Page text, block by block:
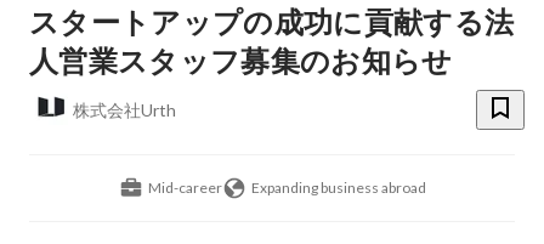
スタートアップの成功に貢献する法
人営業スタッフ募集のお知らせ
株式会社Urth
Mid-career Expanding business abroad